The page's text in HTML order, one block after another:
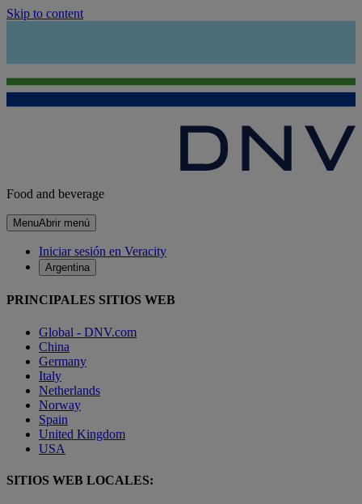
Skip to content
Food and beverage
MenuAbrir menú
Iniciar sesión en Veracity
Argentina
PRINCIPALES SITIOS WEB
Global - DNV.com
China
Germany
Italy
Netherlands
Norway
Spain
United Kingdom
USA
SITIOS WEB LOCALES: